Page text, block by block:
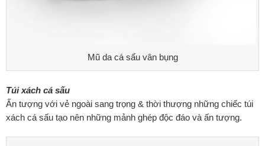
Mũ da cá sấu vân bụng
Túi xách cá sấu
Ấn tượng với vẻ ngoài sang trọng & thời thượng những chiếc túi
xách cá sấu tạo nên những mảnh ghép độc đáo và ấn tượng.